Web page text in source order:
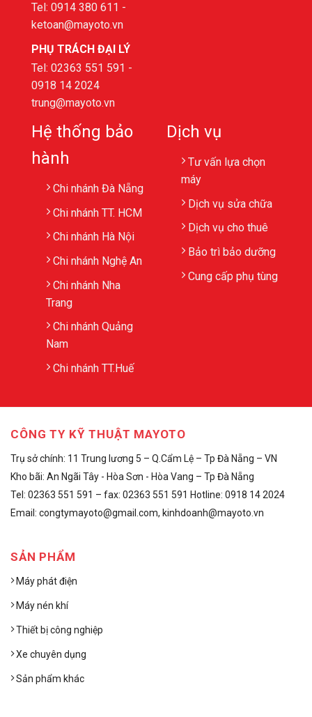
Tel: 0914 380 611 -
ketoan@mayoto.vn
PHỤ TRÁCH ĐẠI LÝ
Tel: 02363 551 591 -
0918 14 2024
trung@mayoto.vn
Hệ thống bảo
hành
Chi nhánh Đà Nẵng
Chi nhánh TT. HCM
Chi nhánh Hà Nội
Chi nhánh Nghệ An
Chi nhánh Nha
Trang
Chi nhánh Quảng
Nam
Chi nhánh TT.Huế
Dịch vụ
Tư vấn lựa chọn
máy
Dịch vụ sửa chữa
Dịch vụ cho thuê
Bảo trì bảo dưỡng
Cung cấp phụ tùng
CÔNG TY KỸ THUẬT MAYOTO
Trụ sở chính: 11 Trung lương 5 – Q.Cẩm Lệ – Tp Đà Nẵng – VN
Kho bãi: An Ngãi Tây - Hòa Sơn - Hòa Vang – Tp Đà Nẵng
Tel: 02363 551 591 – fax: 02363 551 591 Hotline: 0918 14 2024
Email: congtymayoto@gmail.com, kinhdoanh@mayoto.vn
SẢN PHẨM
Máy phát điện
Máy nén khí
Thiết bị công nghiệp
Xe chuyên dụng
Sản phẩm khác